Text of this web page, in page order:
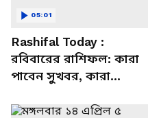
Rashifal Today :
রবিবারের রাশিফল: কারা
পাবেন সুখবর, কারা
বিশদে
05:01